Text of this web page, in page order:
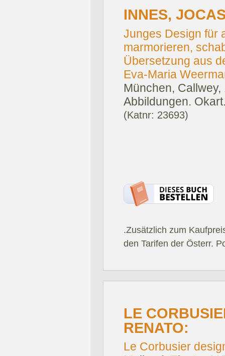
INNES,
Junges Design für
marmorieren,
Übersetzung aus
Eva-Maria
München, Callwey,
Abbildungen.
(Katnr: 23693)
.Zusätzlich zum
den Tarifen der Österr.
LE
RENATO:
Le Corbusier